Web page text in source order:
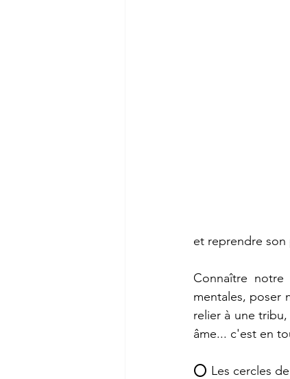
et reprendre
Connaître
mentales, poser
relier à une
âme... c'est en
⭕ Les cercles